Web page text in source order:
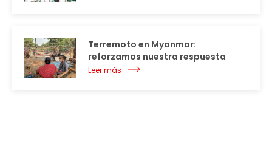
Terremoto en Myanmar:
reforzamos nuestra respuesta
Leer más